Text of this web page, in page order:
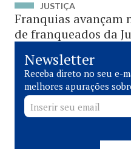
JUSTIÇA
Franquias avançam
de franqueados da
Newsletter
Receba direto no seu e-
melhores apurações